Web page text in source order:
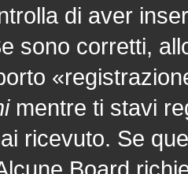
di aver
sono corretti,
mentre ti stavi
ricevuto. Se